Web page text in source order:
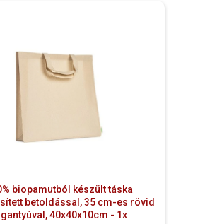
biopamutból készült táska
betoldással, 35 cm-es rövid
40x40x10cm - 1x